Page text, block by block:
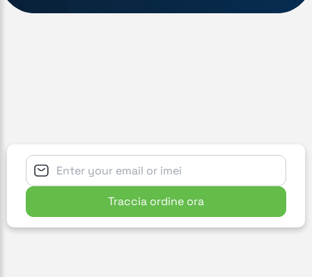
Traccia ordine ora